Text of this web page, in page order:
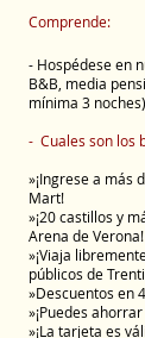
Comprende:
- Hospédese en
B&B, media
mínima 3 noches)
- Cuales son los
»¡Ingrese a más
Mart!
»¡20 castillos y
Arena de Verona!
»¡Viaja
públicos de
»Descuentos en
»¡Puedes
»¡La tarjeta es